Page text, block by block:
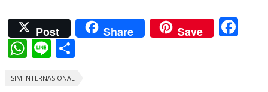
Post Share Save F
W
at
Li
e
S
ar
SIM INTERNASIONAL